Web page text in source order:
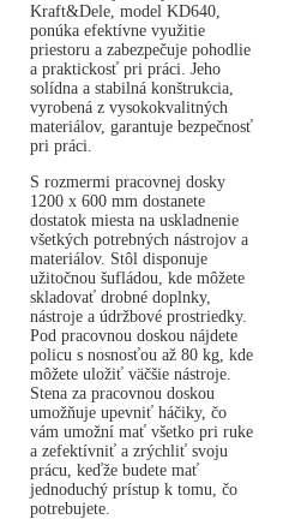
Kraft&Dele, model KD640,
ponúka efektívne využitie
priestoru a zabezpečuje pohodlie
a praktickosť pri práci. Jeho
solídna a stabilná konštrukcia,
vyrobená z vysokokvalitných
materiálov, garantuje bezpečnosť
pri práci.
S rozmermi pracovnej dosky
1200 x 600 mm dostanete
dostatok miesta na uskladnenie
všetkých potrebných nástrojov a
materiálov. Stôl disponuje
užitočnou šufládou, kde môžete
skladovať drobné doplnky,
nástroje a údržbové prostriedky.
Pod pracovnou doskou nájdete
policu s nosnosťou až 80 kg, kde
môžete uložiť väčšie nástroje.
Stena za pracovnou doskou
umožňuje upevniť háčiky, čo
vám umožní mať všetko pri ruke
a zefektívniť a zrýchliť svoju
prácu, keďže budete mať
jednoduchý prístup k tomu, čo
potrebujete.